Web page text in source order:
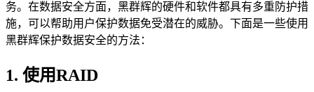
务。在数据安全方面，黑群辉的硬件和软件都具有多重防护措
施，可以帮助用户保护数据免受潜在的威胁。下面是一些使用
黑群辉保护数据安全的方法：
1. 使用RAID